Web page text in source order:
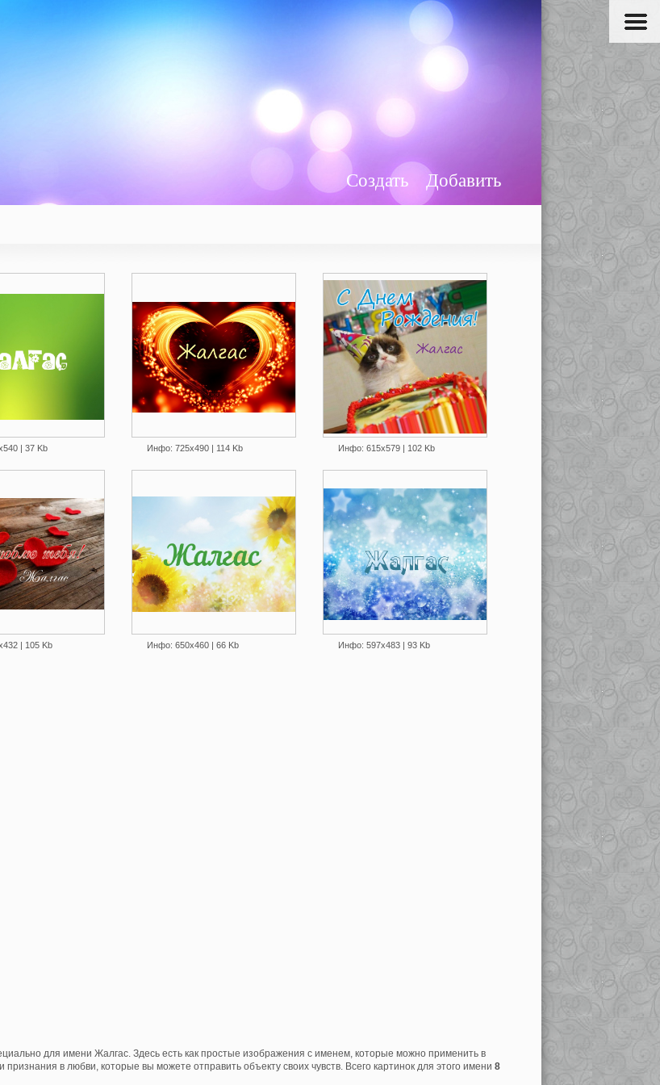
Добавить
Создать
| 37 Kb Инфо: 725х490 | 114 Kb Инфо: 615х579 | 102 Kb
| 105 Kb Инфо: 650х460 | 66 Kb Инфо: 597х483 | 93 Kb
для имени Жалгас. Здесь есть как простые изображения с именем, которые можно применить в
в любви, которые вы можете отправить объекту своих чувств. Всего картинок для этого имени 8